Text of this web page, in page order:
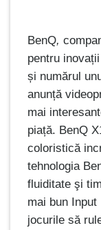
BenQ,
pentru
și numărul
anunță
mai
piață. BenQ
coloristică
tehnologia
fluiditate şi
mai bun
jocurile să